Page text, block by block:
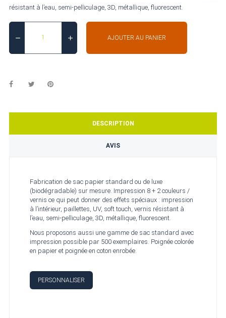
résistant à l’eau, semi-pelliculage, 3D, métallique, fluorescent.
AJOUTER AU PANIER
DESCRIPTION
AVIS
Fabrication de sac papier standard ou de luxe
(biodégradable) sur mesure. Impression 8 + 2 couleurs /
vernis ce qui peut donner des effets spéciaux : impression
à l’intérieur, paillettes, UV, soft touch, vernis résistant à
l’eau, semi-pelliculage, 3D, métallique, fluorescent.
Nous proposons aussi une gamme de sac standard avec
impression possible par 500 exemplaires. Poignée colorée
en papier et poignée en coton enrobée.
PERSONNALISER